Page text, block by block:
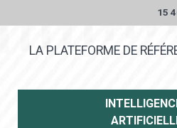
15
LA PLATEFORME DE